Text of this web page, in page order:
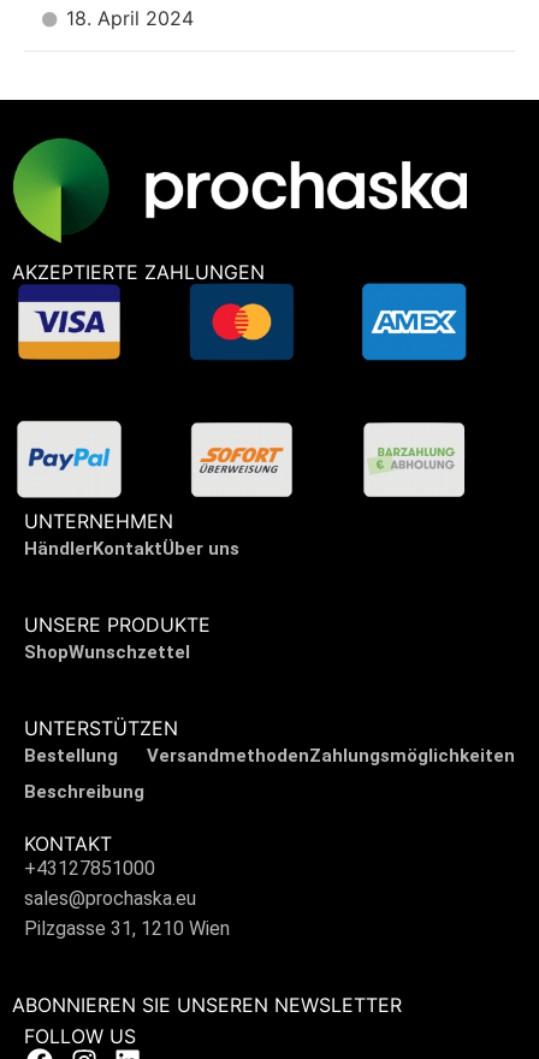
18. April 2024
AKZEPTIERTE ZAHLUNGEN
UNTERNEHMEN
HändlerKontaktÜber uns
UNSERE PRODUKTE
ShopWunschzettel
UNTERSTÜTZEN
Bestellung
Beschreibung
VersandmethodenZahlungsmöglichkeiten
KONTAKT
+43127851000
sales@prochaska.eu
Pilzgasse 31, 1210 Wien
ABONNIEREN SIE UNSEREN NEWSLETTER
FOLLOW US